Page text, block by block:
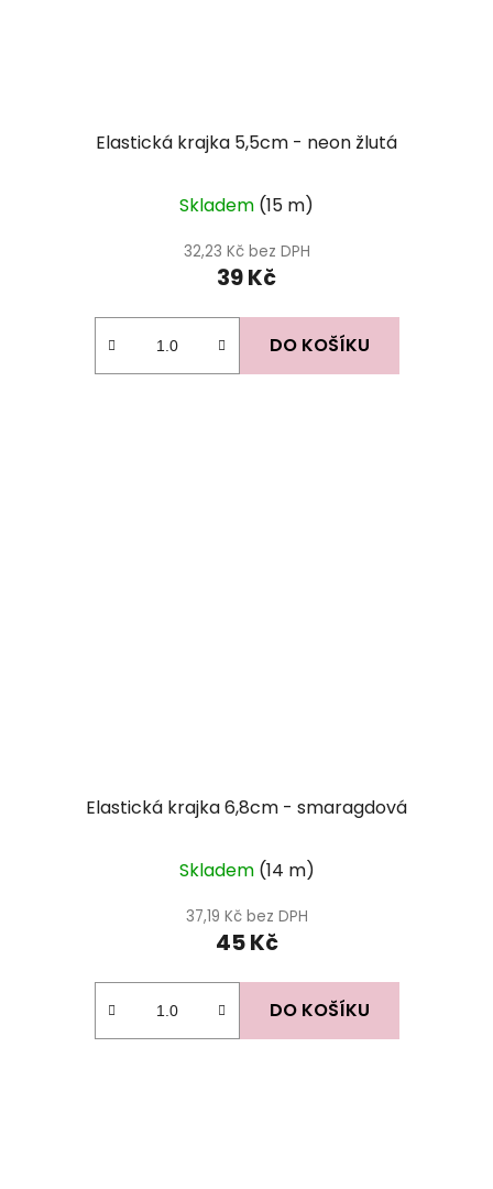
Elastická krajka 5,5cm - neon žlutá
Skladem (15 m)
32,23 Kč bez DPH
39 Kč
DO KOŠÍKU
Elastická krajka 6,8cm - smaragdová
Skladem (14 m)
37,19 Kč bez DPH
45 Kč
DO KOŠÍKU